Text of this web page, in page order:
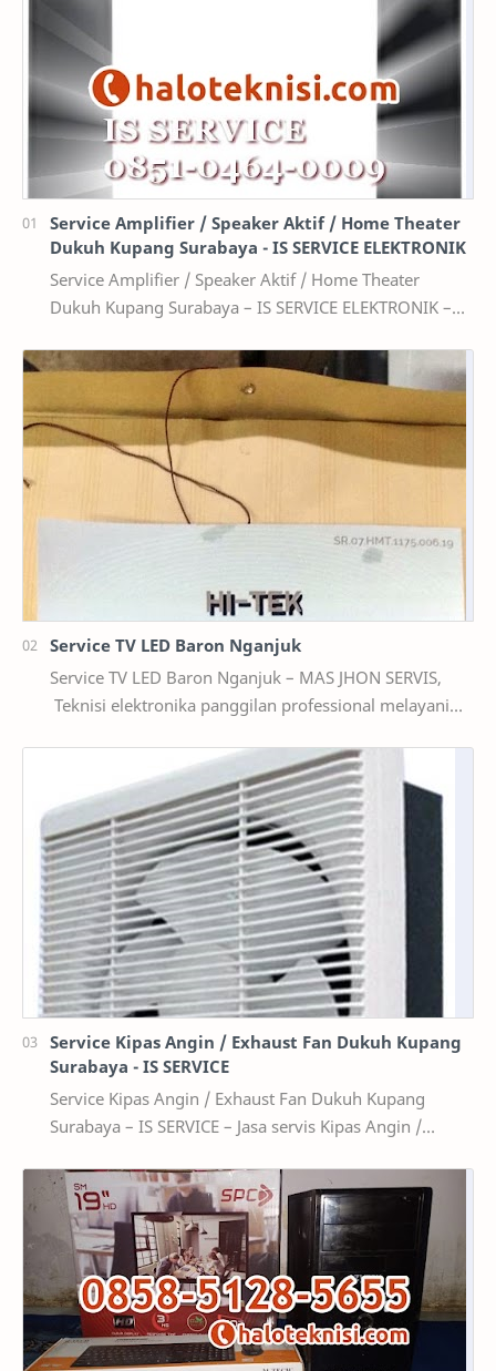
Service Amplifier / Speaker Aktif / Home Theater
Dukuh Kupang Surabaya - IS SERVICE ELEKTRONIK
Service Amplifier / Speaker Aktif / Home Theater
Dukuh Kupang Surabaya – IS SERVICE ELEKTRONIK –
Service TV LED Baron Nganjuk
Service TV LED Baron Nganjuk – MAS JHON SERVIS,
Teknisi elektronika panggilan professional melayani
Service Kipas Angin / Exhaust Fan Dukuh Kupang
Surabaya - IS SERVICE
Service Kipas Angin / Exhaust Fan Dukuh Kupang
Surabaya – IS SERVICE – Jasa servis Kipas Angin /